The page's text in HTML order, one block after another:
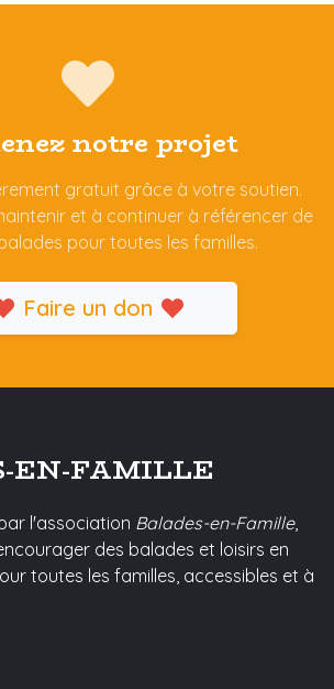
notre projet
gratuit grâce à votre soutien.
et à continuer à référencer de
pour toutes les familles.
Faire un don
EN-FAMILLE
l'association Balades-en-Famille,
des balades et loisirs en
toutes les familles, accessibles et à